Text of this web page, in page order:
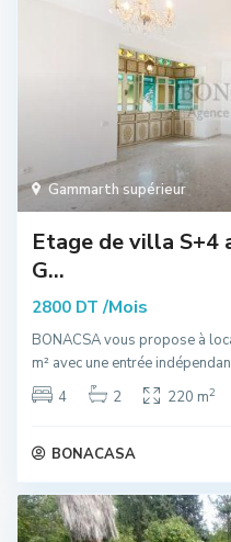
Gammarth supérieur
Etage de villa S+4
G...
2800 DT /Mois
BONACSA vous propose à
m² avec une entrée indépendan
4
2 220 m2
BONACASA